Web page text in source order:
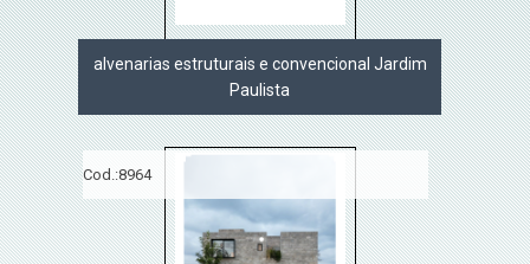
alvenarias estruturais e convencional Jardim
Paulista
Cod.:8964